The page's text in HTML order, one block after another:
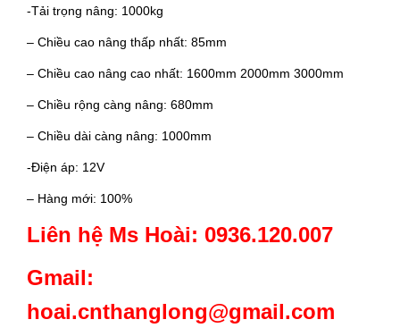
-Tải trọng nâng: 1000kg
– Chiều cao nâng thấp nhất: 85mm
– Chiều cao nâng cao nhất: 1600mm 2000mm 3000mm
– Chiều rộng càng nâng: 680mm
– Chiều dài càng nâng: 1000mm
-Điện áp: 12V
– Hàng mới: 100%
Liên hệ Ms Hoài: 0936.120.007
Gmail:
hoai.cnthanglong@gmail.com